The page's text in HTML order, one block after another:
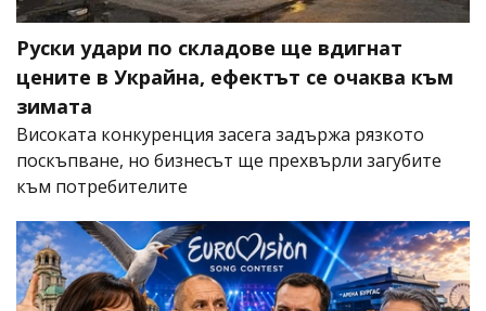
Руски удари по складове ще вдигнат
цените в Украйна, ефектът се очаква към
зимата
Високата конкуренция засега задържа рязкото
поскъпване, но бизнесът ще прехвърли загубите
към потребителите